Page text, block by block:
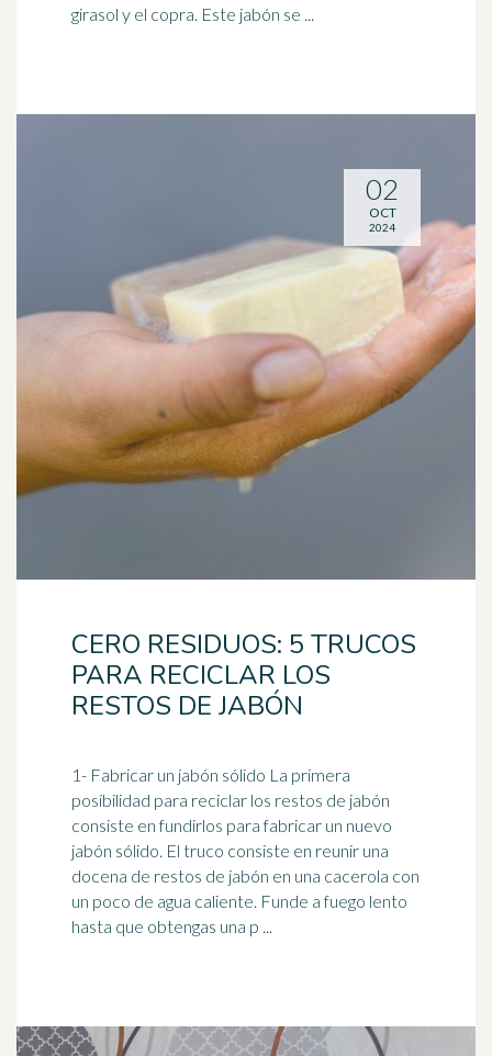
girasol y el copra. Este jabón se ...
CERO RESIDUOS: 5 TRUCOS
PARA RECICLAR LOS
RESTOS DE JABÓN
1- Fabricar un jabón sólido La primera
posibilidad para reciclar los restos de jabón
consiste en fundirlos para fabricar un nuevo
jabón sólido. El truco consiste en reunir una
docena de restos de jabón en una cacerola con
un poco de agua caliente. Funde a fuego lento
hasta que obtengas una p ...
02
OCT
2024